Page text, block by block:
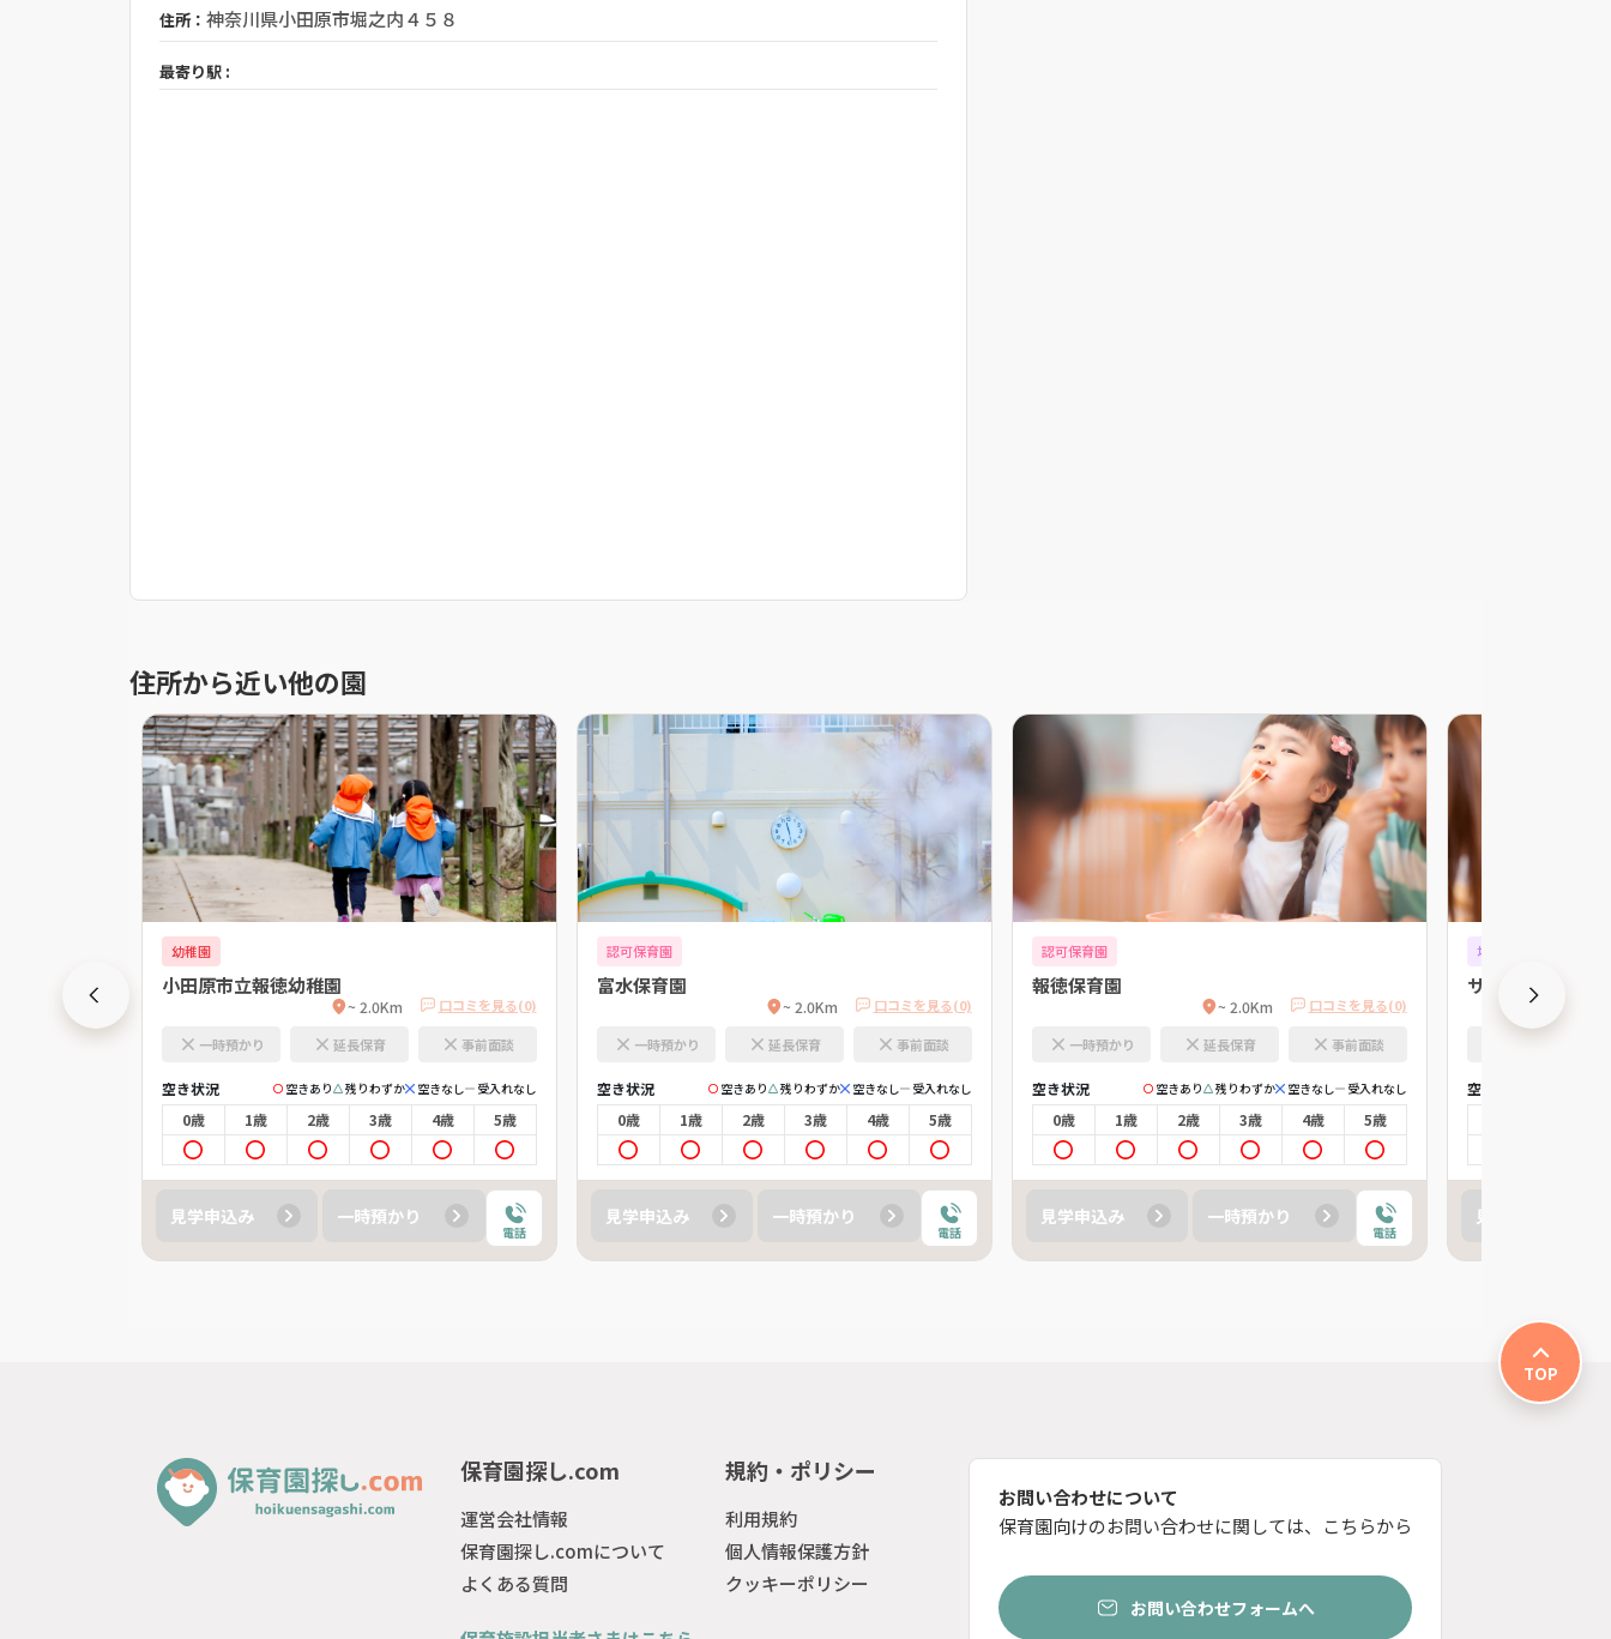
住所： 神奈川県小田原市堀之内４５８
最寄り駅 :
住所から近い他の園
口コミを見る(0)
幼稚園
小田原市立報徳幼稚園
~ 2.0Km 口コミを見る(0)
一時預かり 延長保育 事前面談
空き状況 空きあり 残りわずか 空きなし 受入れなし
0歳 1歳 2歳 3歳 4歳 5歳
見学申込み 一時預かり
電話
認可保育園
富水保育園
~ 2.0Km 口コミを見る(0)
一時預かり 延長保育 事前面談
空き状況 空きあり 残りわずか 空きなし 受入れなし
0歳 1歳 2歳 3歳 4歳 5歳
見学申込み 一時預かり
電話
認可保育園
報徳保育園
~ 2.0Km 口コミを見る(0)
一時預かり 延長保育 事前面談
空き状況 空きあり 残りわずか 空きなし 受入れなし
0歳 1歳 2歳 3歳 4歳 5歳
見学申込み 一時預かり
電話
地域型保育園
サンライズキッ
空き状況
見学申込み
TOP
保育園探し.com
運営会社情報
保育園探し.comについて
よくある質問
規約・ポリシー
利用規約
個人情報保護方針
クッキーポリシー
お問い合わせについて
保育園向けのお問い合わせに関しては、こちらから
お問い合わせフォームへ